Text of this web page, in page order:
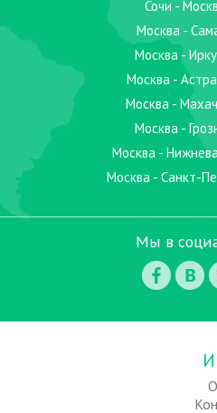
Сочи -
Москва -
Москва -
Москва -
Москва -
Москва -
Москва -
Москва - Санкт-
Мы в